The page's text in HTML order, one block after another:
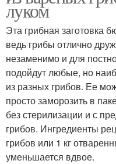
луком
Эта грибная заготовка
ведь грибы отлично
незаменимо и для
подойдут любые, но
из разных грибов. Ее
просто заморозить в
без стерилизации и с
грибов. Ингредиенты
грибов или 1 кг
уменьшается вдвое.